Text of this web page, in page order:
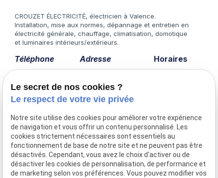
CROUZET ÉLECTRICITÉ, électricien à Valence.
Installation, mise aux normes, dépannage et entretien en
électricité générale, chauffage, climatisation, domotique
et luminaires intérieurs/extérieurs.
Téléphone
Adresse
vergers
07800 Charmes-
sur-Rhône
Horaires
Accueil
Présentation
Prestations
Le secret de nos cookies ?
Le respect de votre vie privée
Notre site utilise des cookies pour améliorer votre expérience
de navigation et vous offrir un contenu personnalisé. Les
cookies strictement nécessaires sont essentiels au
fonctionnement de base de notre site et ne peuvent pas être
désactivés. Cependant, vous avez le choix d'activer ou de
désactiver les cookies de personnalisation, de performance et
de marketing selon vos préférences. Vous pouvez modifier vos